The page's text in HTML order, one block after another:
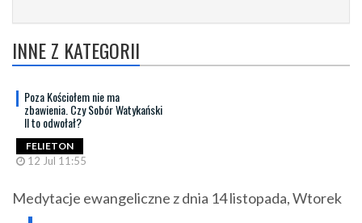
INNE Z KATEGORII
Poza Kościołem nie ma
zbawienia. Czy Sobór Watykański
II to odwołał?
FELIETON
12 Jul 11:55
Medytacje ewangeliczne z dnia 14 listopada, Wtorek